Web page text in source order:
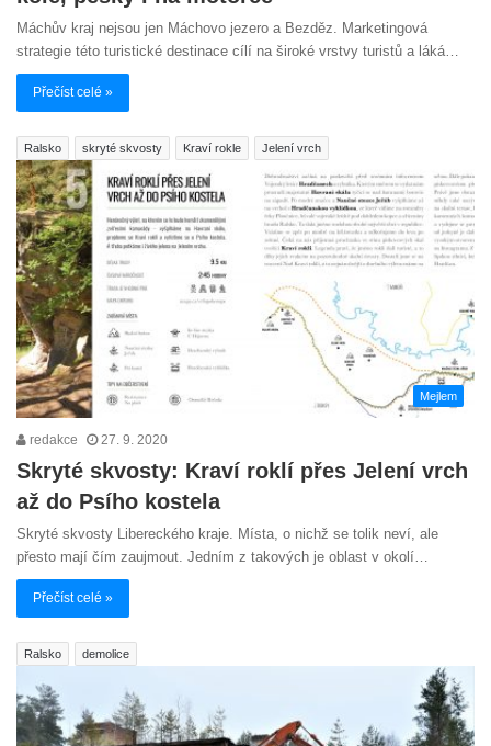
Máchův kraj nejsou jen Máchovo jezero a Bezděz. Marketingová
strategie této turistické destinace cílí na široké vrstvy turistů a láká…
Přečíst celé »
Ralsko skryté skvosty Kraví rokle Jelení vrch
Mejlem
redakce 27. 9. 2020
Skryté skvosty: Kraví roklí přes Jelení vrch
až do Psího kostela
Skryté skvosty Libereckého kraje. Místa, o nichž se tolik neví, ale
přesto mají čím zaujmout. Jedním z takových je oblast v okolí…
Přečíst celé »
Ralsko demolice